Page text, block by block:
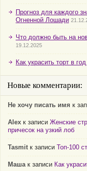
Прогноз для каждого
Огненной Лошади
Что должно быть на
19.12.2025
Как украсить торт в
Новые комментарии:
Не хочу писать имя к
Alex к записи Женские
причесок на узкий лоб
Tasmit к записи Топ-100
Машак записи Как